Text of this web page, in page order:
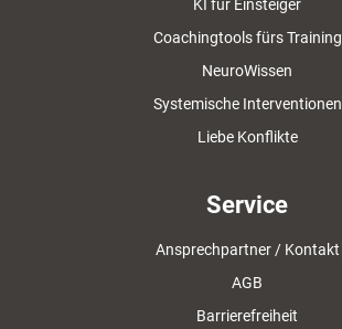
KI für Einsteiger
Coachingtools fürs Training
NeuroWissen
Systemische Interventionen
Liebe Konflikte
Service
Ansprechpartner / Kontakt
AGB
Barrierefreiheit